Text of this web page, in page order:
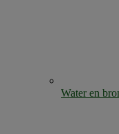
Water en